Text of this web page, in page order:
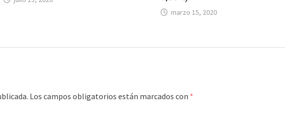
marzo 15, 2020
Los campos obligatorios están marcados con *